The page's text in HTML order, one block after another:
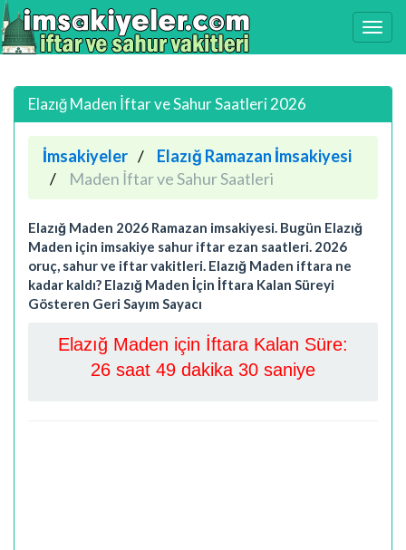
Elazığ Maden İftar ve Sahur Saatleri 2026
İmsakiyeler
Elazığ Ramazan İmsakiyesi
Maden İftar ve Sahur Saatleri
Elazığ Maden 2026 Ramazan imsakiyesi. Bugün Elazığ
Maden için imsakiye sahur iftar ezan saatleri. 2026
oruç, sahur ve iftar vakitleri. Elazığ Maden iftara ne
kadar kaldı? Elazığ Maden İçin İftara Kalan Süreyi
Gösteren Geri Sayım Sayacı
Elazığ Maden için İftara Kalan Süre:
26 saat 49 dakika 30 saniye